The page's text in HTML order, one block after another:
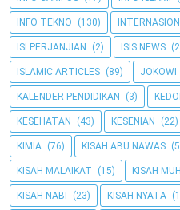
INFO TEKNO (130)
ISI PERJANJIAN (2) ISIS NEWS
ISLAMIC ARTICLES (89) JOKOWI
KALENDER PENDIDIKAN (3)
KESEHATAN (43) KESENIAN (22)
KIMIA (76) KISAH ABU NAWAS
KISAH MALAIKAT (15) KISAH
KISAH NABI (23) KISAH NYATA